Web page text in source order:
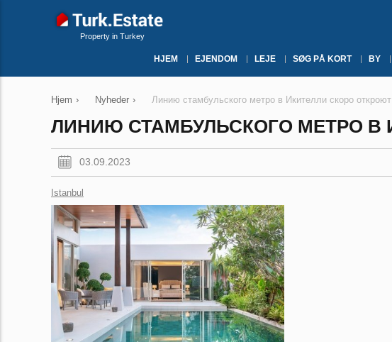
Property in Turkey
HJEM EJENDOM LEJE SØG PÅ KORT BY
Hjem › Nyheder › Линию стамбульского метро в Икителли скоро откроют
ЛИНИЮ СТАМБУЛЬСКОГО МЕТРО В
03.09.2023
Istanbul